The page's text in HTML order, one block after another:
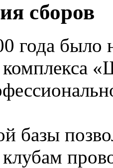
сборов
года было
комплекса
базы